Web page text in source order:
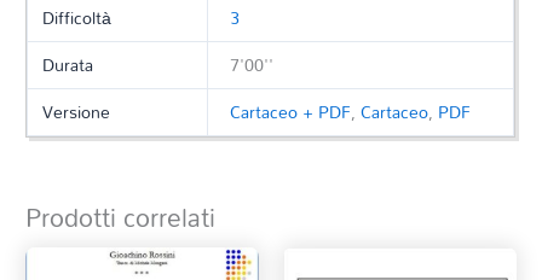
Difficoltà
3
Durata
7'00''
Versione
Cartaceo + PDF,Cartaceo, PDF
Prodotti correlati